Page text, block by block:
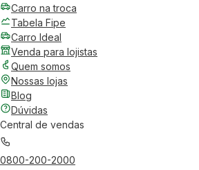
Carro na troca
Tabela Fipe
Carro Ideal
Venda para lojistas
Quem somos
Nossas lojas
Blog
Dúvidas
Central de vendas
0800-200-2000